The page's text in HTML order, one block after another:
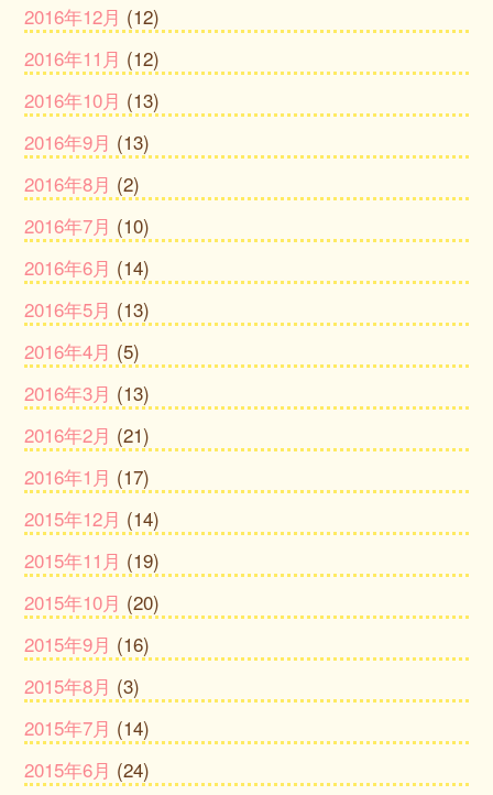
2016年12月 (12)
2016年11月 (12)
2016年10月 (13)
2016年9月 (13)
2016年8月 (2)
2016年7月 (10)
2016年6月 (14)
2016年5月 (13)
2016年4月 (5)
2016年3月 (13)
2016年2月 (21)
2016年1月 (17)
2015年12月 (14)
2015年11月 (19)
2015年10月 (20)
2015年9月 (16)
2015年8月 (3)
2015年7月 (14)
2015年6月 (24)